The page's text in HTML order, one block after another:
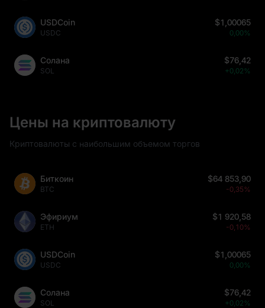
USDCoin
USDC
$1,00065
0,00%
Солана
SOL
$76,42
+0,02%
Цены на криптовалюту
Криптовалюты с наибольшим объемом торгов
Биткоин
BTC
$64 853,90
-0,35%
Эфириум
ETH
$1 920,58
-0,10%
USDCoin
USDC
$1,00065
0,00%
Солана
SOL
$76,42
+0,02%